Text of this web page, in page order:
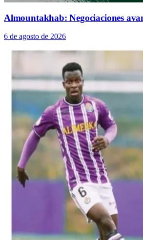
Almountakhab: Negociaciones
6 de agosto de 2026